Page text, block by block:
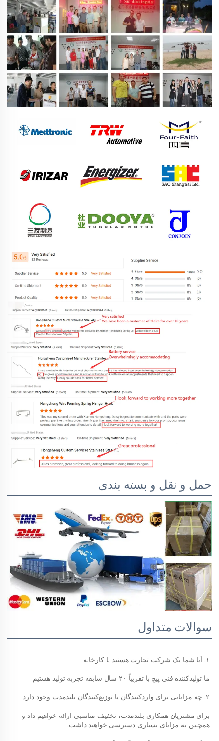
حمل و نقل و بسته بندی
سوالات متداول
۱. آیا شما یک شرکت تجارت هستید یا کارخانه
ما تولیدکننده فنی پیچ با تقریباً ۲۰ سال سابقه تجربه تولید هستیم
۲. چه مزایایی برای واردکنندگان یا توزیع‌کنندگان بلندمدت وجود دارد
همچنین به مزایای بسیاری دسترسی خواهند داشت.